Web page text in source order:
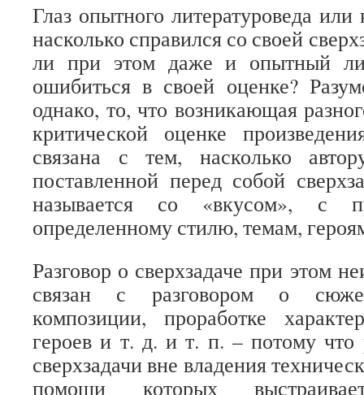
Глаз опытного литературоведа или
насколько справился со своей
ли при этом даже и опытный
ошибиться в своей оценке?
однако, то, что возникающая
критической оценке
связана с тем, насколько
поставленной перед собой
называется со «вкусом», с
определенному стилю, темам,
Разговор о сверхзадаче при этом
связан с разговором о
композиции, проработке
героев и т. д. и т. п. – потому
сверхзадачи вне владения
помощи которых